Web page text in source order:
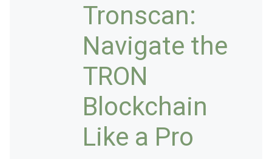
Tronscan:
Navigate the
TRON
Blockchain
Like a Pro